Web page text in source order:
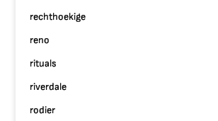
rechthoekige
reno
rituals
riverdale
rodier